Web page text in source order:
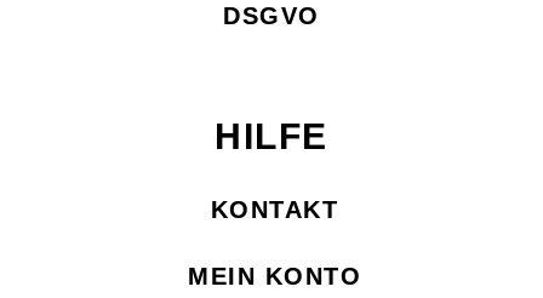
DSGVO
HILFE
KONTAKT
MEIN KONTO